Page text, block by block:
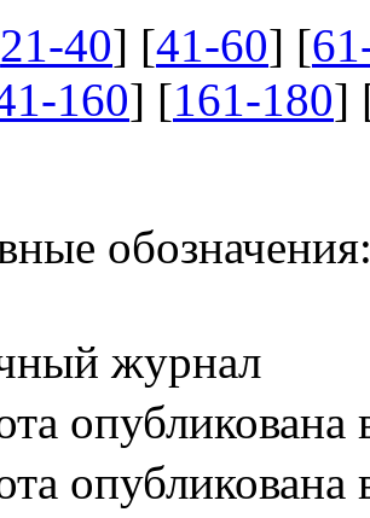
21-40] [41-60] [
160] [161-180]
журнал
опубликована